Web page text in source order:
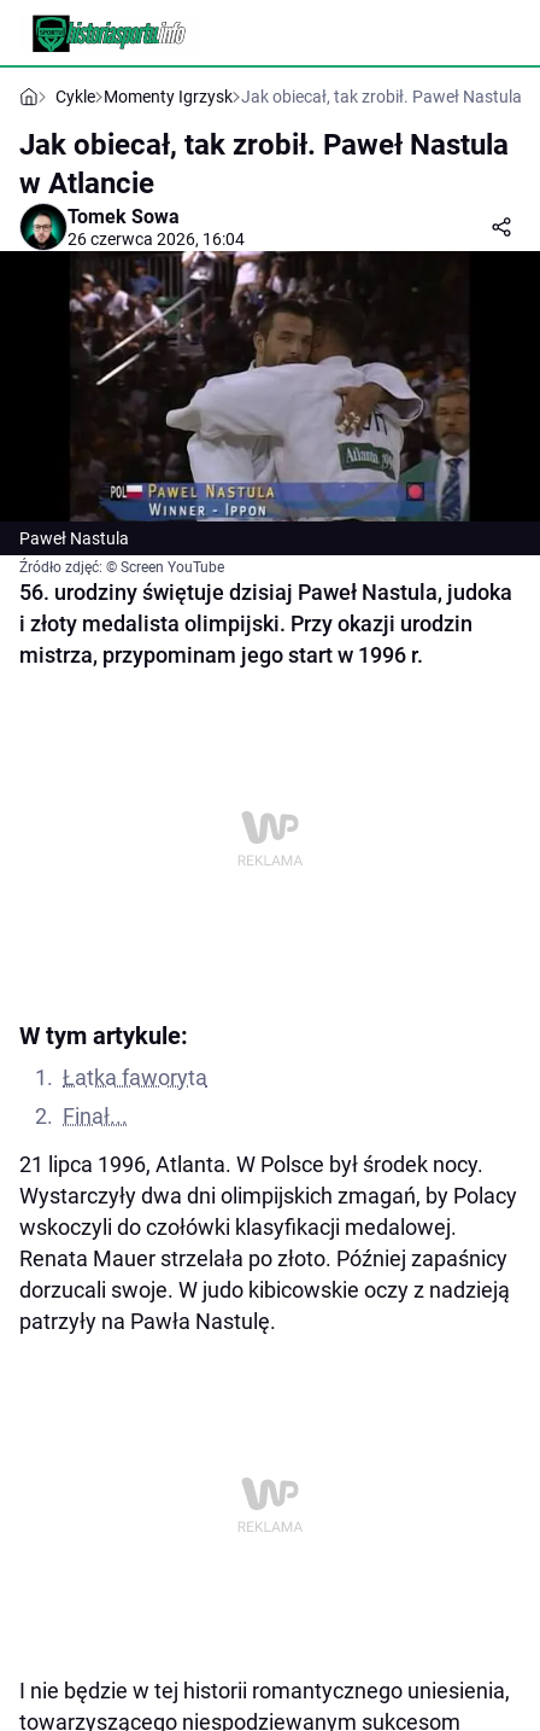
Cykle Momenty Igrzysk Jak obiecał, tak zrobił. Paweł Nastula
Jak obiecał, tak zrobił. Paweł Nastula
w Atlancie
Tomek Sowa
26 czerwca 2026, 16:04
Paweł Nastula
Źródło zdjęć: © Screen YouTube
56. urodziny świętuje dzisiaj Paweł Nastula, judoka
i złoty medalista olimpijski. Przy okazji urodzin
mistrza, przypominam jego start w 1996 r.
W tym artykule:
Łatka faworyta
Finał...
21 lipca 1996, Atlanta. W Polsce był środek nocy.
Wystarczyły dwa dni olimpijskich zmagań, by Polacy
wskoczyli do czołówki klasyfikacji medalowej.
Renata Mauer strzelała po złoto. Później zapaśnicy
dorzucali swoje. W judo kibicowskie oczy z nadzieją
patrzyły na Pawła Nastulę.
I nie będzie w tej historii romantycznego uniesienia,
towarzyszącego niespodziewanym sukcesom